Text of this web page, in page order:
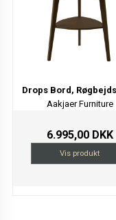
Drops Bord,
Aakjaer Furniture
6.995,00 DKK
Vis produkt